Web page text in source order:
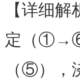
【详细
定（①→⑥
（⑤），